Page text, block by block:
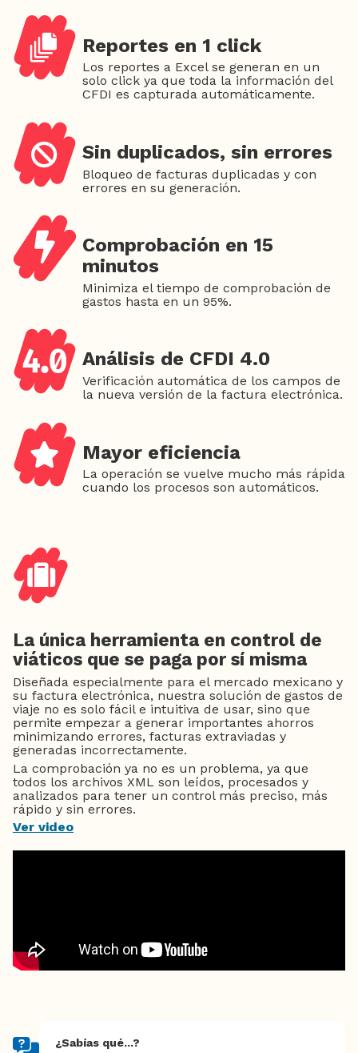
Reportes en 1 click
Los reportes a Excel se generan en un
solo click ya que toda la información del
CFDI es capturada automáticamente.
Sin duplicados, sin errores
Bloqueo de facturas duplicadas y con
errores en su generación.
Comprobación en 15
minutos
Minimiza el tiempo de comprobación de
gastos hasta en un 95%.
Análisis de CFDI 4.0
Verificación automática de los campos de
la nueva versión de la factura electrónica.
Mayor eficiencia
La operación se vuelve mucho más rápida
cuando los procesos son automáticos.
La única herramienta en control de
viáticos que se paga por sí misma
Diseñada especialmente para el mercado mexicano y
su factura electrónica, nuestra solución de gastos de
viaje no es solo fácil e intuitiva de usar, sino que
permite empezar a generar importantes ahorros
minimizando errores, facturas extraviadas y
generadas incorrectamente.
La comprobación ya no es un problema, ya que
todos los archivos XML son leídos, procesados y
analizados para tener un control más preciso, más
rápido y sin errores.
Ver video
¿Sabías qué...?